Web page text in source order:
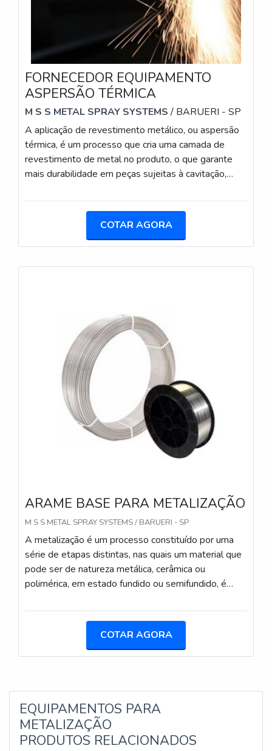
FORNECEDOR EQUIPAMENTO
ASPERSÃO TÉRMICA
M S S METAL SPRAY SYSTEMS/ BARUERI - SP
A aplicação de revestimento metálico, ou aspersão
térmica, é um processo que cria uma camada de
revestimento de metal no produto, o que garante
mais durabilidade em peças sujeitas à cavitação,
requer vários conhecimentos técnicos, tanto pessoas
aspersão térmica qualificado.Para isso, o processo
de aspersão térmica ocorre em três estágios: no
COTAR AGORA
ARAME BASE PARA METALIZAÇÃO
M S S METAL SPRAY SYSTEMS / BARUERI - SP
A metalização é um processo constituído por uma
série de etapas distintas, nas quais um material que
pode ser de natureza metálica, cerâmica ou
polimérica, em estado fundido ou semifundido, é
com que seja criado, dessa forma, um depósito.
processo necessita de um arame base para
metalização, possibilitando que seja feita a liga com
COTAR AGORA
EQUIPAMENTOS PARA
METALIZAÇÃO
PRODUTOS RELACIONADOS